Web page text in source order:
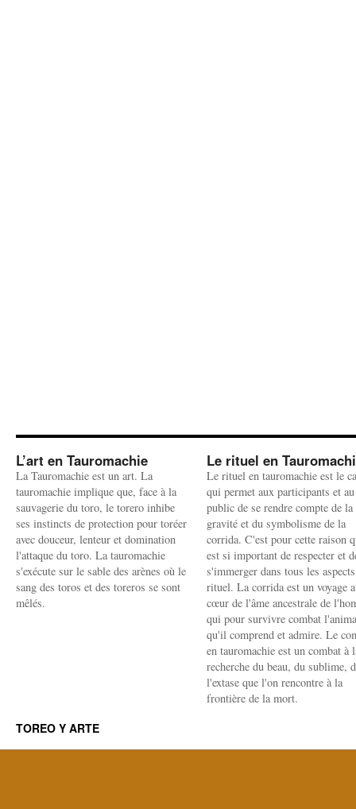
L’art en Tauromachie
La Tauromachie est un art. La
tauromachie implique que, face à la
sauvagerie du toro, le torero inhibe
ses instincts de protection pour toréer
avec douceur, lenteur et domination
l'attaque du toro. La tauromachie
s'exécute sur le sable des arènes où le
sang des toros et des toreros se sont
mêlés.
Le rituel en
Le rituel en tauromachie est le
qui permet aux participants et au
public de se rendre compte de la
gravité et du symbolisme de la
corrida. C'est pour cette raison
est si important de respecter et
s'immerger dans tous les
rituel. La corrida est un voyage
cœur de l'âme ancestrale de
qui pour survivre combat
qu'il comprend et admire. Le
en tauromachie est un combat à
recherche du beau, du sublime,
l'extase que l'on rencontre à la
frontière de la mort.
TOREO Y ARTE